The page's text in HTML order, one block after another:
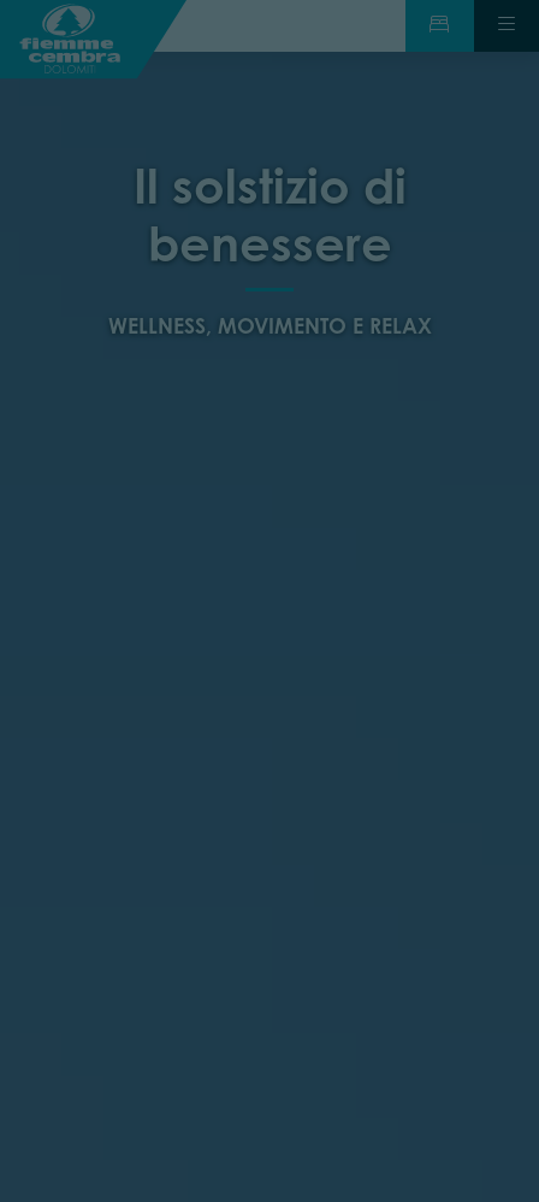
Benessere nelle
Dolomiti
RIGENERARE CORPO E MENTE